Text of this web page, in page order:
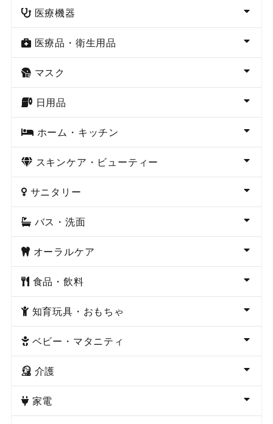
医療機器
医療品・衛生用品
マスク
日用品
ホーム・キッチン
スキンケア・ビューティー
サニタリー
バス・洗面
オーラルケア
食品・飲料
知育玩具・おもちゃ
ベビー・マタニティ
介護
家電